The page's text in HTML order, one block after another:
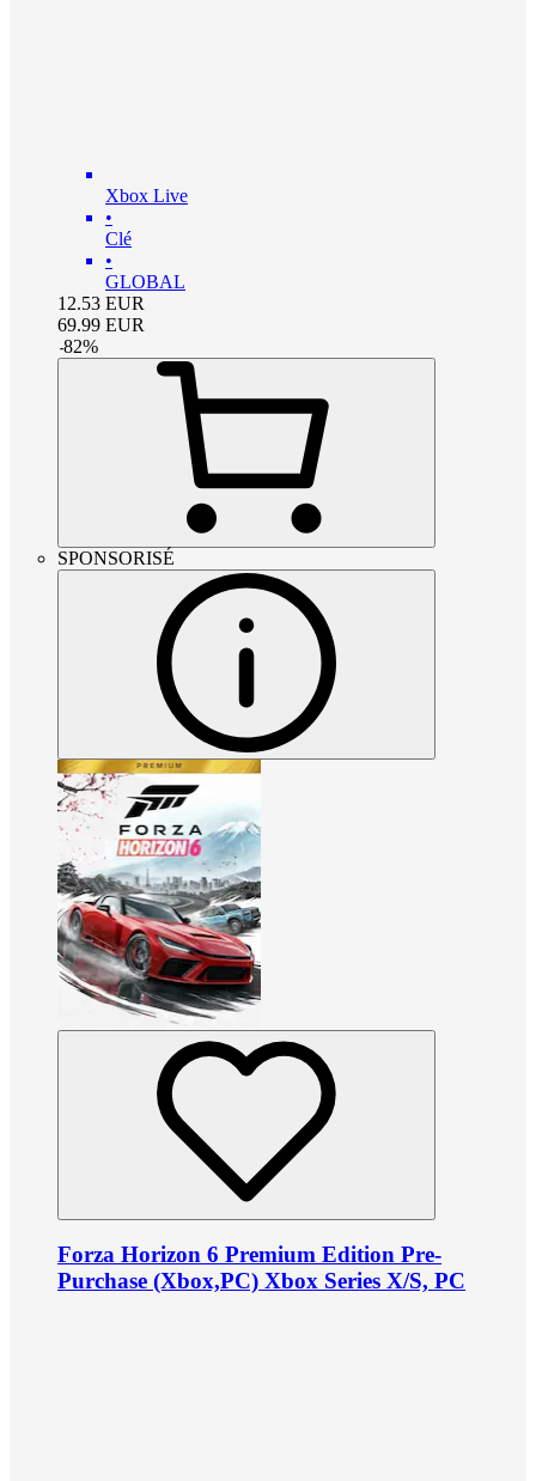
Xbox Live
•
Clé
•
GLOBAL
12.53 EUR
69.99 EUR
-82%
SPONSORISÉ
Forza Horizon 6 Premium Edition Pre-
Purchase (Xbox,PC) Xbox Series X/S, PC